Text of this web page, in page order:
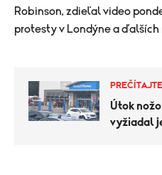
Robinson, zdieľal video
protesty v Londýne a ďalších
Útok
vyžiadal